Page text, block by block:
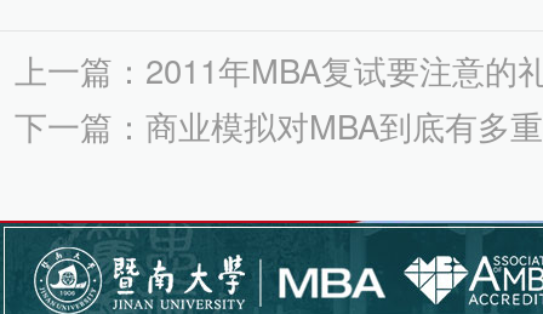
上一篇：2011年MBA复试要注意的
下一篇：商业模拟对MBA到底有多